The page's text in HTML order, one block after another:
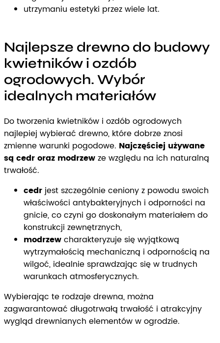
utrzymaniu estetyki przez wiele lat.
Najlepsze drewno do budowy
kwietników i ozdób
ogrodowych. Wybór
idealnych materiałów
Do tworzenia kwietników i ozdób ogrodowych
najlepiej wybierać drewno, które dobrze znosi
zmienne warunki pogodowe. Najczęściej używane
są cedr oraz modrzewze względu na ich naturalną
trwałość.
cedr jest szczególnie ceniony z powodu swoich
właściwości antybakteryjnych i odporności na
gnicie, co czyni go doskonałym materiałem do
konstrukcji zewnętrznych,
modrzewcharakteryzuje się wyjątkową
wytrzymałością mechaniczną i odpornością na
wilgoć, idealnie sprawdzając się w trudnych
warunkach atmosferycznych.
Wybierając te rodzaje drewna, można
zagwarantować długotrwałą trwałość i atrakcyjny
wygląd drewnianych elementów w ogrodzie.